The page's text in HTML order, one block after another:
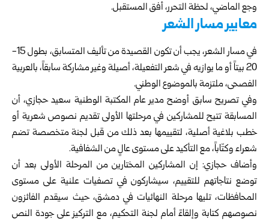
وجع الماضي، لحظة التحرر، أفق المستقبل.
معايير مسار الشعر
في مسار الشعر، يجب أن تكون القصيدة من تأليف المتسابق، بطول 15-
20 بيتاً أو ما يوازيه في شعر التفعيلة، أصيلة وغير مشاركة سابقاً، بالعربية
الفصحى، ملتزمة بالموضوع الوطني.
وفي تصريح سابق أوضح مدير عام المكتبة الوطنية سعيد حجازي، أن
المسابقة تتيح للمشاركين في مرحلتها الأولى تقديم نصوص شعرية أو
خطب بلاغية أصلية، لتقييمها بعد ذلك من قبل لجنة متخصصة تضم
شعراء وكتّاباً، مع التأكيد على مستوى عالٍ من الشفافية.
وأضاف حجازي: إن المشاركين المختارين من المرحلة الأولى بعد أن
توضع نتاجاتهم للتقييم، سيشاركون في تصفيات علنية على مستوى
المحافظات، تليها مرحلة النهائيات في دمشق، حيث سيقدم الفائزون
نصوصهم كتابة وإلقاءً أمام لجنة التحكيم، مع التركيز على جودة النص